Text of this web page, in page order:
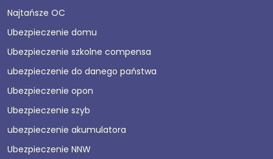
Najtańsze OC
Ubezpieczenie domu
Ubezpieczenie szkolne compensa
ubezpieczenie do danego państwa
Ubezpieczenie opon
Ubezpieczenie szyb
ubezpieczenie akumulatora
Ubezpieczenie NNW